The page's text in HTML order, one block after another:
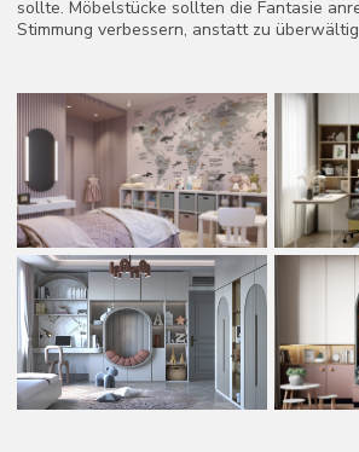
Psychologische Besonderheiten
schlafen. Ein treuer Freund in der Nähe vermittelt dem Kind ein
Gefühl von Sicherheit und Ruhe. Nachts helfen die Geräusche
und Bewegungen des Tieres dem Kind, sich an fremde
Geräusche zu gewöhnen und weniger ängstlich zu sein, keine
Angst vor der Dunkelheit und den kleinsten Geräuschen zu
Im Kinderzimmer sollte unbedingt eine Tür vorhanden sein, die
das Kind schliessen darf, da es ein Recht auf Privatsphäre und
persönlichen Raum hat. Eltern sollten daran denken, vor dem
Betreten anzuklopfen, was besonders wichtig ist, wenn ein
Teenager über zehn Jahre alt im Zimmer lebt.